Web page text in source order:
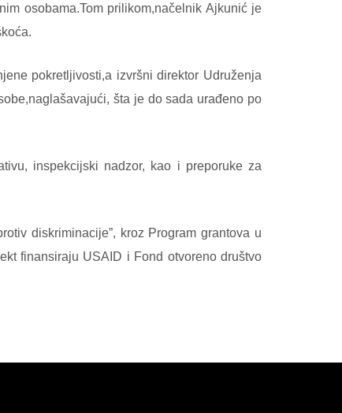
osobama.Tom prilikom,načelnik Ajkunić je
pokretljivosti,a izvršni direktor Udruženja
šta je do sada urađeno po
inspekcijski nadzor, kao i preporuke za
diskriminacije”, kroz Program grantova u
finansiraju USAID i Fond otvoreno društvo